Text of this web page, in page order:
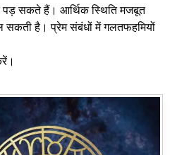
सकते हैं। आर्थिक स्थिति मजबूत
सकती है। प्रेम संबंधों में गलतफहमियों